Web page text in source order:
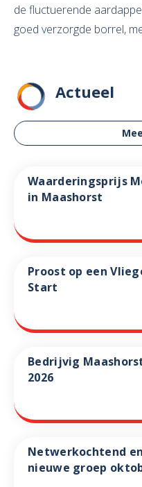
de fluctuerende
goed verzorgde borrel,
Actueel
Waarderingsprijs
in Maashorst
Proost op een
Start
Bedrijvig
2026
Netwerkochtend
nieuwe groep